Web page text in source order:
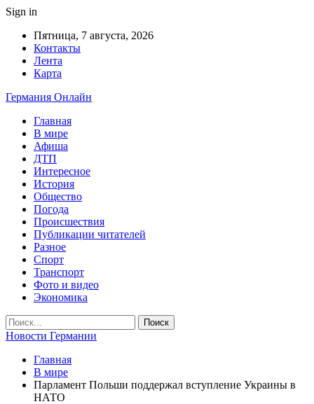
Sign in
Пятница, 7 августа, 2026
Контакты
Лента
Карта
Германия Онлайн
Главная
В мире
Афиша
ДТП
Интересное
История
Общество
Погода
Происшествия
Публикации читателей
Разное
Спорт
Транспорт
Фото и видео
Экономика
Новости Германии
Главная
В мире
Парламент Польши поддержал вступление Украины в
НАТО